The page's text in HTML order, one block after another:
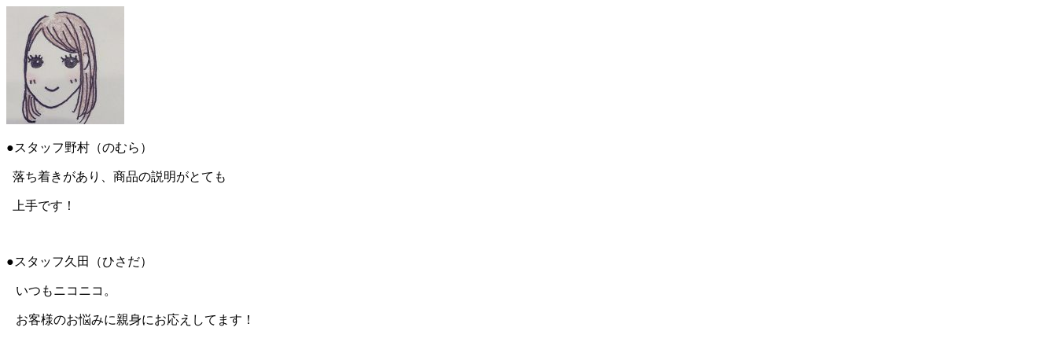
●スタッフ野村（のむら）
落ち着きがあり、商品の説明がとても
上手です！
●スタッフ久田（ひさだ）
いつもニコニコ。
お客様のお悩みに親身にお応えしてます！